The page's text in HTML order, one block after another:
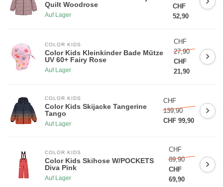
Quilt Woodrose
Auf Lager
CHF
52,90
COLOR KIDS
Color Kids Kleinkinder Bade Mütze
UV 60+ Fairy Rose
Auf Lager
CHF
27,90
CHF
21,90
COLOR KIDS
Color Kids Skijacke Tangerine
Tango
Auf Lager
CHF
139,90
CHF 99,90
COLOR KIDS
Color Kids Skihose W/POCKETS
Diva Pink
Auf Lager
CHF
89,90
CHF
69,90
5% RABATT AUF DIE ERSTE
Melde dich für unseren Newsletter an und bleibe über Neuheiten,
Aktionen auf dem laufenden. Zudem erhälst du 5% Rabatt auf
deinen ersten Einkauf!